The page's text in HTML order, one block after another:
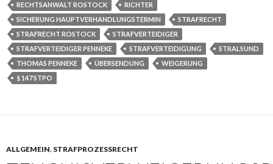
RECHTSANWALT ROSTOCK
RICHTER
SICHERUNG HAUPTVERHANDLUNGSTERMIN
STRAFRECHT
STRAFRECHT ROSTOCK
STRAFVERTEIDIGER
STRAFVERTEIDIGER PENNEKE
STRAFVERTEIDIGUNG
STRALSUND
THOMAS PENNEKE
ÜBERSENDUNG
WEIGERUNG
§ 147 STPO
ALLGEMEIN, STRAFPROZESSRECHT